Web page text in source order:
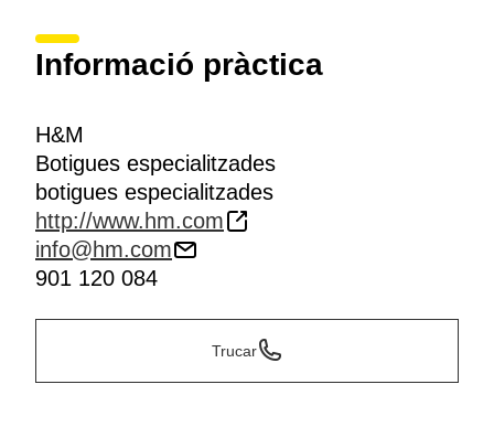
Informació pràctica
H&M
Botigues especialitzades
botigues especialitzades
http://www.hm.com
info@hm.com
901 120 084
Trucar